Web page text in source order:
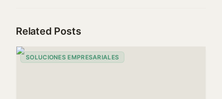
Related Posts
SOLUCIONES EMPRESARIALES